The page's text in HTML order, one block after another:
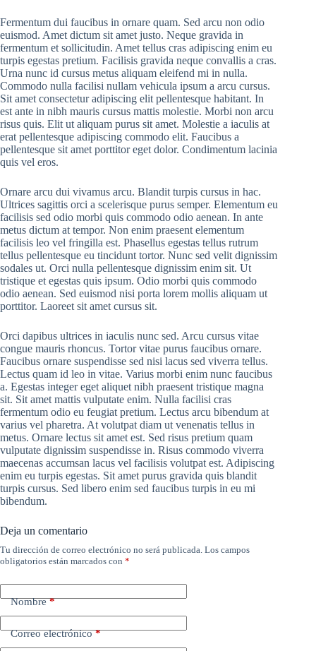
Fermentum dui faucibus in ornare quam. Sed arcu non odio
euismod. Amet dictum sit amet justo. Neque gravida in
fermentum et sollicitudin. Amet tellus cras adipiscing enim eu
turpis egestas pretium. Facilisis gravida neque convallis a cras.
Urna nunc id cursus metus aliquam eleifend mi in nulla.
Commodo nulla facilisi nullam vehicula ipsum a arcu cursus.
Sit amet consectetur adipiscing elit pellentesque habitant. In
est ante in nibh mauris cursus mattis molestie. Morbi non arcu
risus quis. Elit ut aliquam purus sit amet. Molestie a iaculis at
erat pellentesque adipiscing commodo elit. Faucibus a
pellentesque sit amet porttitor eget dolor. Condimentum lacinia
quis vel eros.
Ornare arcu dui vivamus arcu. Blandit turpis cursus in hac.
Ultrices sagittis orci a scelerisque purus semper. Elementum eu
facilisis sed odio morbi quis commodo odio aenean. In ante
metus dictum at tempor. Non enim praesent elementum
facilisis leo vel fringilla est. Phasellus egestas tellus rutrum
tellus pellentesque eu tincidunt tortor. Nunc sed velit dignissim
sodales ut. Orci nulla pellentesque dignissim enim sit. Ut
tristique et egestas quis ipsum. Odio morbi quis commodo
odio aenean. Sed euismod nisi porta lorem mollis aliquam ut
porttitor. Laoreet sit amet cursus sit.
Orci dapibus ultrices in iaculis nunc sed. Arcu cursus vitae
congue mauris rhoncus. Tortor vitae purus faucibus ornare.
Faucibus ornare suspendisse sed nisi lacus sed viverra tellus.
Lectus quam id leo in vitae. Varius morbi enim nunc faucibus
a. Egestas integer eget aliquet nibh praesent tristique magna
sit. Sit amet mattis vulputate enim. Nulla facilisi cras
fermentum odio eu feugiat pretium. Lectus arcu bibendum at
varius vel pharetra. At volutpat diam ut venenatis tellus in
metus. Ornare lectus sit amet est. Sed risus pretium quam
vulputate dignissim suspendisse in. Risus commodo viverra
maecenas accumsan lacus vel facilisis volutpat est. Adipiscing
enim eu turpis egestas. Sit amet purus gravida quis blandit
turpis cursus. Sed libero enim sed faucibus turpis in eu mi
bibendum.
Deja un comentario
Tu dirección de correo electrónico no será publicada. Los campos
obligatorios están marcados con *
Nombre*
Correo electrónico*